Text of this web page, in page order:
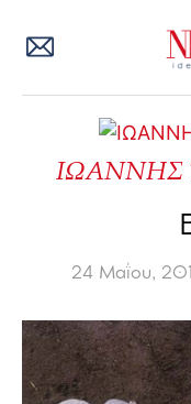
ΙΩΑΝΝΗΣ
24 Μαΐου,